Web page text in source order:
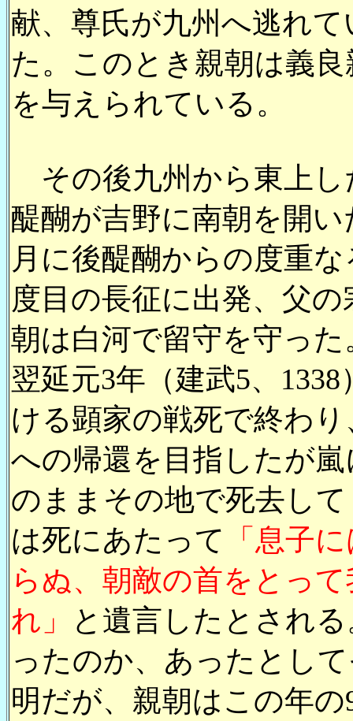
献、尊氏が九州へ逃れ
た。このとき親朝は義
を与えられている。
その後九州から東上し
醍醐が吉野に南朝を開い
月に後醍醐からの度重
度目の長征に出発、父
朝は白河で留守を守っ
翌延元3年（建武5、
ける顕家の戦死で終わ
への帰還を目指したが
のままその地で死去し
は死にあたって
「息子
らぬ、朝敵の首をとっ
れ」
と遺言したとされ
ったのか、あったとし
明だが、親朝はこの年